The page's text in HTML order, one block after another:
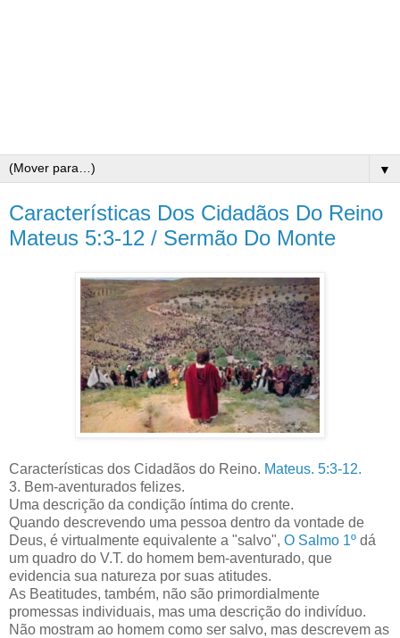
▼
Características Dos Cidadãos Do Reino
Mateus 5:3-12 / Sermão Do Monte
Características dos Cidadãos do Reino. Mateus. 5:3-12.
3. Bem-aventurados felizes.
Uma descrição da condição íntima do crente.
Quando descrevendo uma pessoa dentro da vontade de
Deus, é virtualmente equivalente a "salvo", O Salmo 1º dá
um quadro do V.T. do homem bem-aventurado, que
evidencia sua natureza por suas atitudes.
As Beatitudes, também, não são primordialmente
promessas individuais, mas uma descrição do indivíduo.
Não mostram ao homem como ser salvo, mas descrevem as